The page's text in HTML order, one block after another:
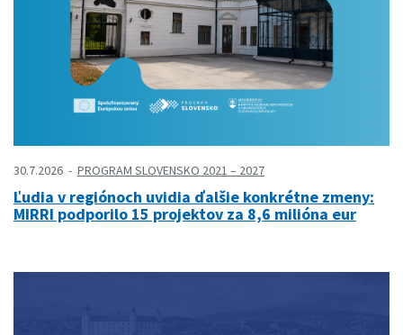
30.7.2026 PROGRAM SLOVENSKO 2021 – 2027
Ľudia v regiónoch uvidia ďalšie konkrétne zmeny:
MIRRI podporilo 15 projektov za 8,6 milióna eur